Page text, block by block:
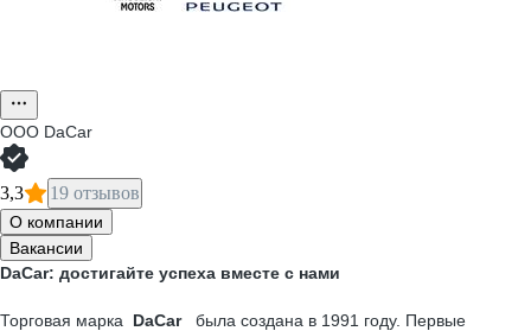
ООО DaCar
3,3 19 отзывов
О компании
Вакансии
DaCar: достигайте успеха вместе с нами
Торговая марка DaCarбыла создана в 1991 году. Первые